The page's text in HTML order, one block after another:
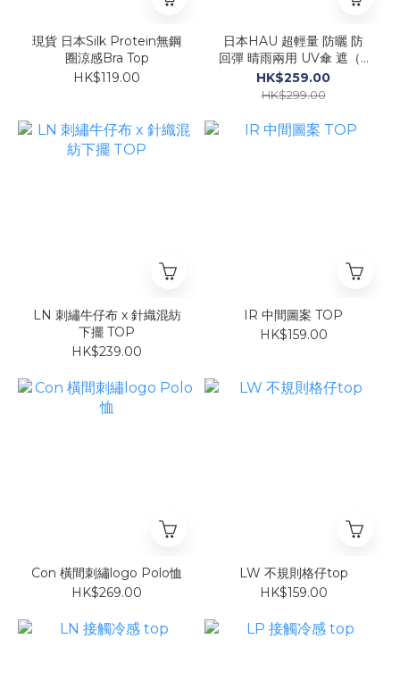
現貨 日本Silk Protein無鋼
圈涼感Bra Top
HK$119.00
日本HAU 超輕量 防曬 防
回彈 晴雨兩用 UV傘 遮（6
骨款）$259
HK$259.00
HK$299.00
LN 刺繡牛仔布 x 針織混紡
下擺 TOP
HK$239.00
IR 中間圖案 TOP
HK$159.00
Con 橫間刺繡logo Polo恤
HK$269.00
LW 不規則格仔top
HK$159.00